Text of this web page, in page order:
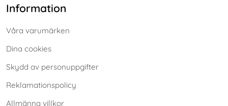
Information
Våra varumärken
Dina cookies
Skydd av personuppgifter
Reklamationspolicy
Allmänna villkor